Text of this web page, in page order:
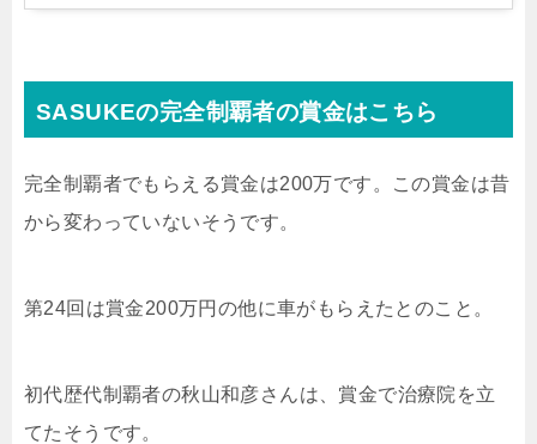
SASUKEの完全制覇者の賞金はこちら
完全制覇者でもらえる賞金は200万です。この賞金は昔
から変わっていないそうです。
第24回は賞金200万円の他に車がもらえたとのこと。
初代歴代制覇者の秋山和彦さんは、賞金で治療院を立
てたそうです。